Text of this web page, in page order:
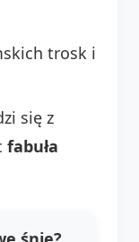
trosk i
się z
fabuła